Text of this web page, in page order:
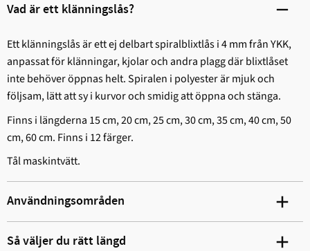
Vad är ett klänningslås?
Ett klänningslås är ett ej delbart spiralblixtlås i 4 mm från YKK,
anpassat för klänningar, kjolar och andra plagg där blixtlåset
inte behöver öppnas helt. Spiralen i polyester är mjuk och
följsam, lätt att sy i kurvor och smidig att öppna och stänga.
Finns i längderna 15 cm, 20 cm, 25 cm, 30 cm, 35 cm, 40 cm, 50
cm, 60 cm. Finns i 12 färger.
Tål maskintvätt.
Användningsområden
Så väljer du rätt längd